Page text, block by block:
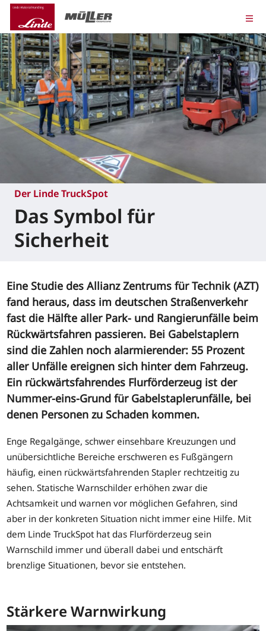
Der Linde TruckSpot
Das Symbol für
Sicherheit
Eine Studie des Allianz Zentrums für Technik (AZT)
fand heraus, dass im deutschen Straßenverkehr
fast die Hälfte aller Park- und Rangierunfälle beim
Rückwärtsfahren passieren. Bei Gabelstaplern
sind die Zahlen noch alarmierender: 55 Prozent
aller Unfälle ereignen sich hinter dem Fahrzeug.
Ein rückwärtsfahrendes Flurförderzeug ist der
Nummer-eins-Grund für Gabelstaplerunfälle, bei
denen Personen zu Schaden kommen.
Enge Regalgänge, schwer einsehbare Kreuzungen und
unübersichtliche Bereiche erschweren es Fußgängern
häufig, einen rückwärtsfahrenden Stapler rechtzeitig zu
sehen. Statische Warnschilder erhöhen zwar die
Achtsamkeit und warnen vor möglichen Gefahren, sind
aber in der konkreten Situation nicht immer eine Hilfe. Mit
dem Linde TruckSpot hat das Flurförderzeug sein
Warnschild immer und überall dabei und entschärft
brenzlige Situationen, bevor sie entstehen.
Stärkere Warnwirkung